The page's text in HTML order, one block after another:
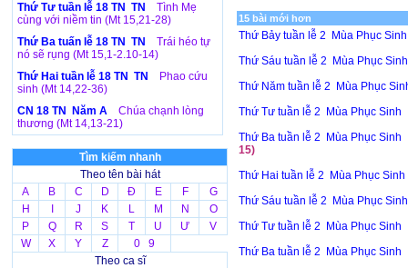
Thứ Tư tuần lễ 18 TN TN
Tình Mẹ
cùng với niềm tin (Mt 15,21-28)
Thứ Ba tuấn lễ 18 TN TN
Trái héo tự
nó sẽ rụng (Mt 15,1-2.10-14)
Thứ Hai tuần lễ 18 TN TN
Phao cứu
sinh (Mt 14,22-36)
CN 18 TN Năm A
Chúa chạnh lòng
thương (Mt 14,13-21)
Tìm kiếm nhanh
Theo tên bài hát
A
B C D Đ E F
G
H
J K L M N
O
P
Q R S T U Ư
V
W
X Y Z
0 9
Theo ca sĩ
15 bài mới hơn
Thứ Bảy tuần lễ 2 Mùa Phục
Thứ Sáu tuần lễ 2 Mùa Phục
Thứ Năm tuần lễ 2 Mùa Phục
Thứ Tư tuần lễ 2 Mùa Phục Sinh
Thứ Ba tuần lễ 2 Mùa Phục Sinh
15)
Thứ Hai tuần lễ 2 Mùa Phục Sinh
Thứ Sáu tuần lễ 2 Mùa Phục
Thứ Tư tuần lễ 2 Mùa Phục Sinh
Thứ Ba tuần lễ 2 Mùa Phục Sinh